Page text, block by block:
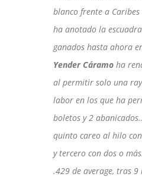
blanco frente a
ha anotado la
ganados hasta ahora
Yender Cáramo ha
al permitir solo una
labor en los que ha
boletos y 2
quinto careo al hilo
y tercero con dos o
.429 de average, tras